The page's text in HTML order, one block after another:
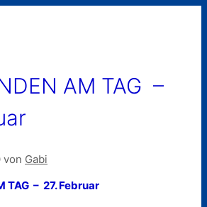
AM TAG –
von Gabi
TAG – 27. Februar